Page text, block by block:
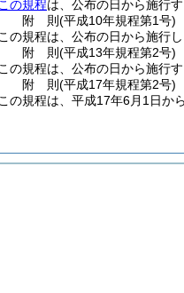
この規程は、公布の日から施行す
附 則(平成10年規程第1号)
この規程は、公布の日から施行
附 則(平成13年規程第2号)
この規程は、公布の日から施行す
附 則(平成17年規程第2号)
この規程は、平成17年6月1日か